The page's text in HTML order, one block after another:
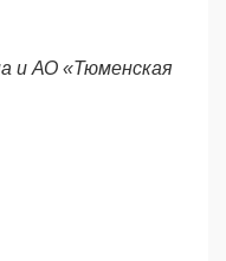
и АО «Тюменская